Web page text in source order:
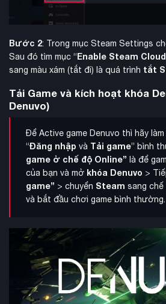
Bước 2: Trong mục Steam Settings
Sau đó tìm mục “Enable Steam Cloud
sang màu xám (tắt đi) là quá trình tắt
Tải Game và kích hoạt khóa
Denuvo)
Để Active game Denuvo thì hãy
“Đăng nhập và Tải game” bình
game ở chế độ Online” là để
của bạn và mở khóa Denuvo >
game” > chuyển Steam sang chế
và bắt đầu chơi game bình thường.